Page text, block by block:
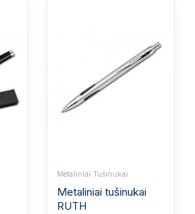
Metaliniai Tušinukai
Metaliniai tušinukai
RUTH